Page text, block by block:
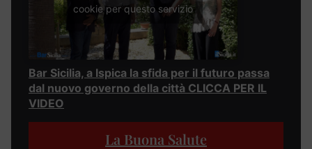
cookie per questo servizio
Bar Sicilia, a Ispica la sfida per il futuro passa
dal nuovo governo della città CLICCA PER IL
VIDEO
La Buona Salute